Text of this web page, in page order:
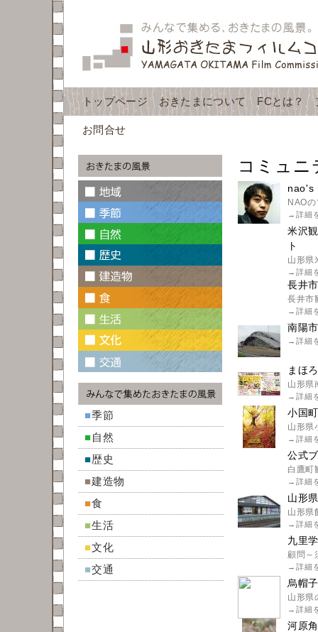
トップページ おきたまについて FCとは？
お問合せ
■季節
■自然
■歴史
■建造物
■食
■生活
■文化
■交通
コミュニ
nao's
NAO
→ 詳細
米沢
ト
山形県
→ 詳細
長井
長井市
→ 詳細
南陽
→ 詳細
まほ
山形県
→ 詳細
小国
山形県
→ 詳細
公式
白鷹町
→ 詳細
山形
山形県
→ 詳細
九里
顧問～
→ 詳細
烏帽
山形県
→ 詳細
河原